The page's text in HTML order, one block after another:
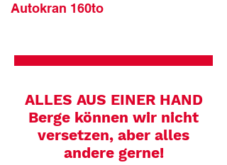
Autokran 160to
ALLES AUS EINER HAND
Berge können wir nicht
versetzen, aber alles
andere gerne!